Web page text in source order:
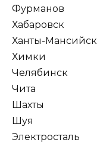
Фурманов
Хабаровск
Ханты-Мансийск
Химки
Челябинск
Чита
Шахты
Шуя
Электросталь